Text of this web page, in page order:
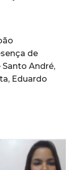
de
André,
Eduardo